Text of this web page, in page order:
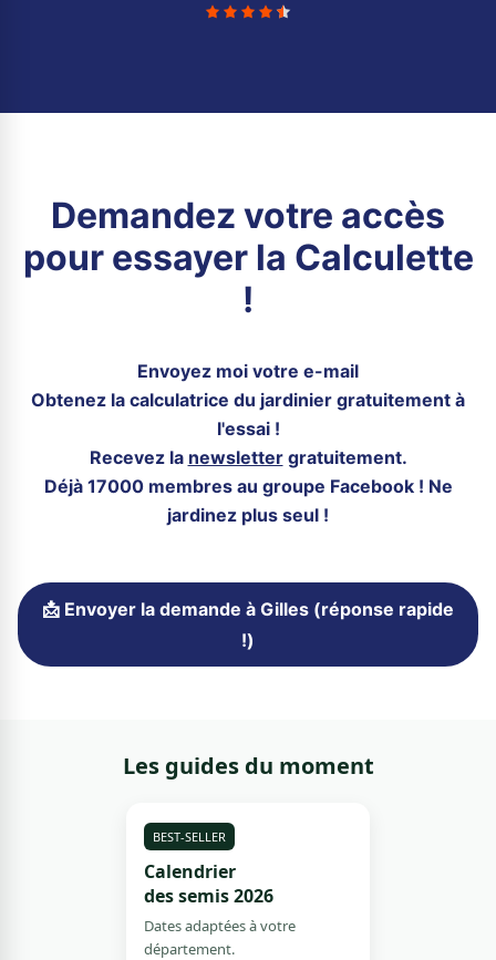
Demandez votre accès
pour essayer la Calculette
!
Envoyez moi votre e-mail
Obtenez la calculatrice du jardinier gratuitement à
l'essai !
Recevez la newslettergratuitement.
Déjà 17000 membres au groupe Facebook ! Ne
jardinez plus seul !
📩 Envoyer la demande à Gilles (réponse rapide
!)
Les guides du moment
BEST-SELLER
Calendrier
des semis 2026
Dates adaptées à votre
département.